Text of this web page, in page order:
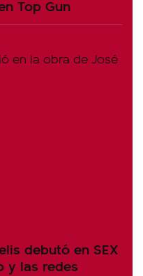
Top Gun
debutó en SEX
y las redes